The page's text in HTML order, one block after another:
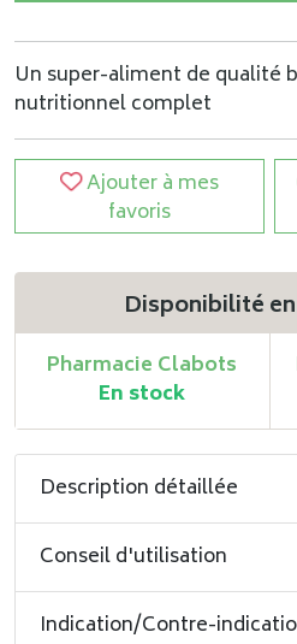
Un super-aliment de qualité
nutritionnel complet
Ajouter à mes
favoris
Disponibilité
Pharmacie Clabots
En stock
Description détaillée
Conseil d'utilisation
Indication/Contre-